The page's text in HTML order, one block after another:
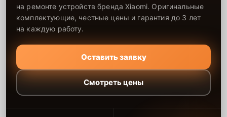
на ремонте устройств бренда Xiaomi. Оригинальные
комплектующие, честные цены и гарантия до 3 лет
на каждую работу.
Оставить заявку
Смотреть цены